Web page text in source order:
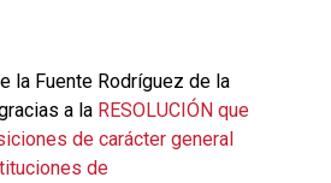
la Fuente Rodríguez de la
a la RESOLUCIÓN que
de carácter general
de